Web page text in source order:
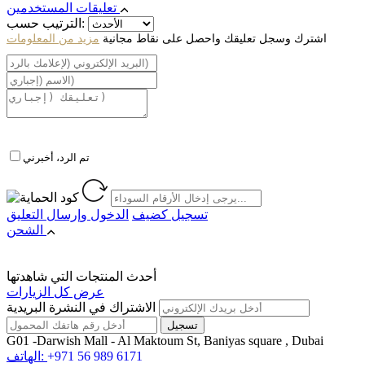
الترتيب حسب:
اشترك وسجل تعليقك واحصل على نقاط مجانية مزيد من المعلومات
تم الرد، أخبرني
تسجيل كضيف الدخول وإرسال التعليق
أحدث المنتجات التي شاهدتها
عرض كل الزيارات
الاشتراك في النشرة البريدية
G01 -Darwish Mall - Al Maktoum St, Baniyas square , Dubai
الهاتف: +971 56 989 6171